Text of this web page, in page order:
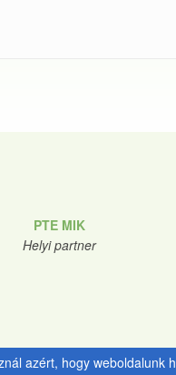
PTE MIK
Helyi partner
azért, hogy weboldalunk